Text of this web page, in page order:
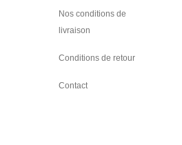
Nos conditions de
livraison
Conditions de retour
Contact